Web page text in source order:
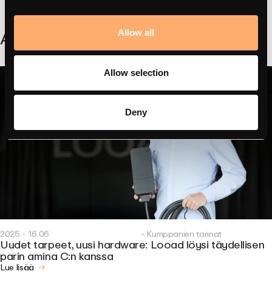
Allow all
Allow selection
Deny
Aiheeseen liittyvät
2025 - 16.06 - Kumppanien tarinat
Uudet tarpeet, uusi hardware: Looad löysi täydellisen
parin amina C:n kanssa
Lue lisää